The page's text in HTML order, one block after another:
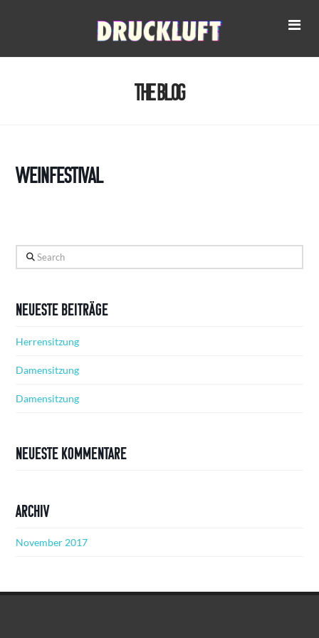
The Blog
Weinfestival
Search
Neueste Beiträge
Herrensitzung
Damensitzung
Damensitzung
Neueste Kommentare
Archiv
November 2017